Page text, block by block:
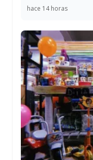
hace 14 horas